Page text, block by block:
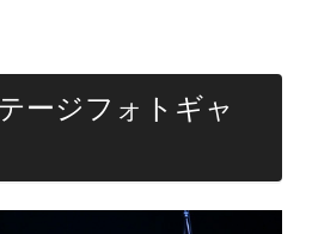
ージフォトギャ